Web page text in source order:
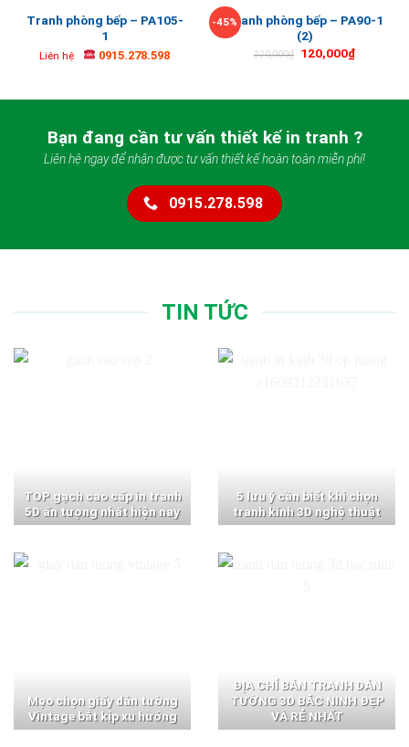
Tranh phòng bếp – PA105-
1
Liên hệ 0915.278.598
-45%Tranh phòng bếp – PA90-1
(2)
220,000₫ 120,000₫
Bạn đang cần tư vấn thiết kế in tranh ?
Liên hệ ngay để nhận được tư vấn thiết kế hoàn toàn miễn phí!
0915.278.598
TIN TỨC
TOP gạch cao cấp in tranh
5D ấn tượng nhất hiện nay
5 lưu ý cần biết khi chọn
tranh kính 3D nghệ thuật
Mẹo chọn giấy dán tường
Vintage bắt kịp xu hướng
ĐỊA CHỈ BÁN TRANH DÁN
TƯỜNG 3D BẮC NINH ĐẸP
VÀ RẺ NHẤT